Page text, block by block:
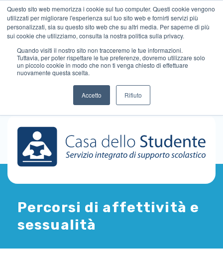
Questo sito web memorizza i cookie sul tuo computer. Questi cookie vengono
utilizzati per migliorare l'esperienza sul tuo sito web e fornirti servizi più
personalizzati, sia su questo sito web che su altri media. Per saperne di più
sui cookie che utilizziamo, consulta la nostra politica sulla privacy.
Quando visiti il ​​nostro sito non tracceremo le tue informazioni.
Tuttavia, per poter rispettare le tue preferenze, dovremo utilizzare solo
un piccolo cookie in modo che non ti venga chiesto di effettuare
nuovamente questa scelta.
Accetto Rifiuto
Percorsi di affettività e
sessualità